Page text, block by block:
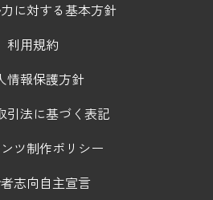
に対する基本方針
利用規約
情報保護方針
引法に基づく表記
ツ制作ポリシー
志向自主宣言